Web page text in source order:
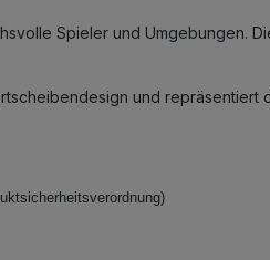
Spieler und
und repräsentiert